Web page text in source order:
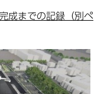
成までの記録（別ペ